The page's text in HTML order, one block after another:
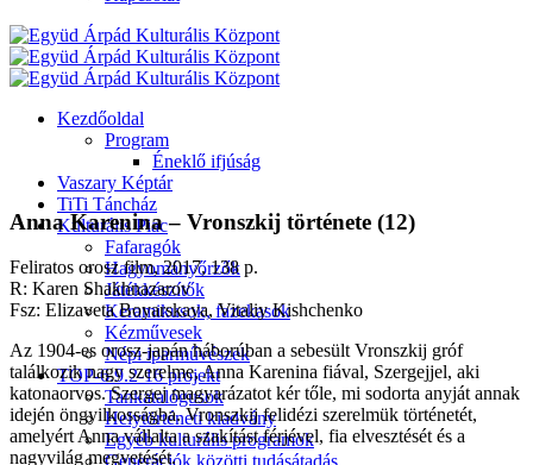
Kezdőoldal
Program
Éneklő ifjúság
Vaszary Képtár
TiTi Táncház
Kulturális Piac
Fafaragók
Hagyományőrzők
Játékkészítők
Keramikusok, fazekasok
Kézművesek
Népi iparművészek
TOP-6.9.2-16 projekt
Tankatalógusok
Helytörténeti kiadvány
Egyéb kulturális programok
Generációk közötti tudásátadás
Anna Karenina – Vronszkij története (12)
Feliratos orosz film, 2017, 138 p.
R: Karen Shakhnazarov
Fsz: Elizaveta Boyarskaya, Vitaliy Kishchenko
Az 1904-es orosz-japán háborúban a sebesült Vronszkij gróf
találkozik nagy szerelme, Anna Karenina fiával, Szergejjel, aki
katonaorvos. Szergej magyarázatot kér tőle, mi sodorta anyját annak
idején öngyilkosságba. Vronszkij felidézi szerelmük történetét,
amelyért Anna vállalta a szakítást férjével, fia elvesztését és a
nagyvilág megvetését.